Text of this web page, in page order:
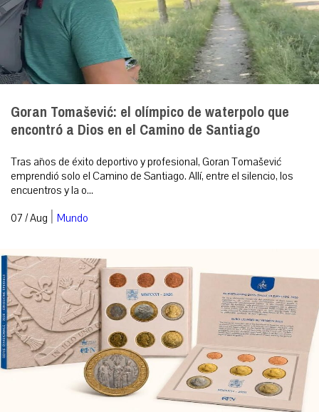
Goran Tomašević: el olímpico de waterpolo que
encontró a Dios en el Camino de Santiago
Tras años de éxito deportivo y profesional, Goran Tomašević
emprendió solo el Camino de Santiago. Allí, entre el silencio, los
encuentros y la o...
07 / Aug | Mundo